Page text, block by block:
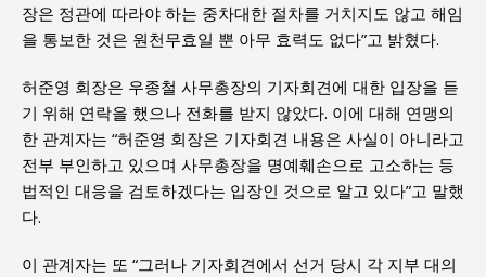
장은 정관에 따라야 하는 중차대한 절차를 거치지도 않고 해임
을 통보한 것은 원천무효일 뿐 아무 효력도 없다”고 밝혔다.
허준영 회장은 우종철 사무총장의 기자회견에 대한 입장을 듣
기 위해 연락을 했으나 전화를 받지 않았다. 이에 대해 연맹의
한 관계자는 “허준영 회장은 기자회견 내용은 사실이 아니라고
전부 부인하고 있으며 사무총장을 명예훼손으로 고소하는 등
법적인 대응을 검토하겠다는 입장인 것으로 알고 있다”고 말했
다.
이 관계자는 또 “그러나 기자회견에서 선거 당시 각 지부 대의